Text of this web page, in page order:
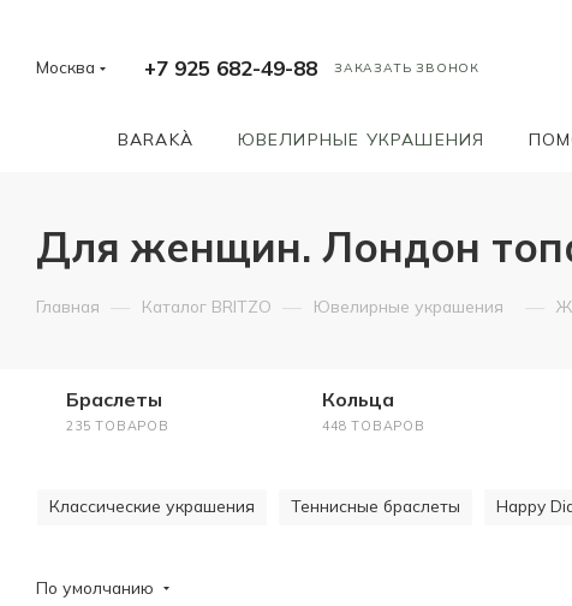
Москва +7 925 682-49-88 ЗАКАЗАТЬ ЗВОНОК
BARAKÀ ЮВЕЛИРНЫЕ УКРАШЕНИЯ
Для женщин. Лондон
Главная — Каталог BRITZO — Ювелирные украшения —
Браслеты
235 ТОВАРОВ
Кольца
448 ТОВАРОВ
Классические украшения Теннисные браслеты Happy
По умолчанию